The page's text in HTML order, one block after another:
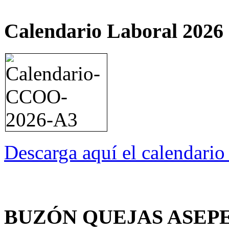
Calendario Laboral 2026
Descarga aquí el
BUZÓN QUEJAS